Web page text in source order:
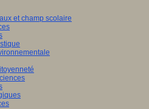
et champ scolaire